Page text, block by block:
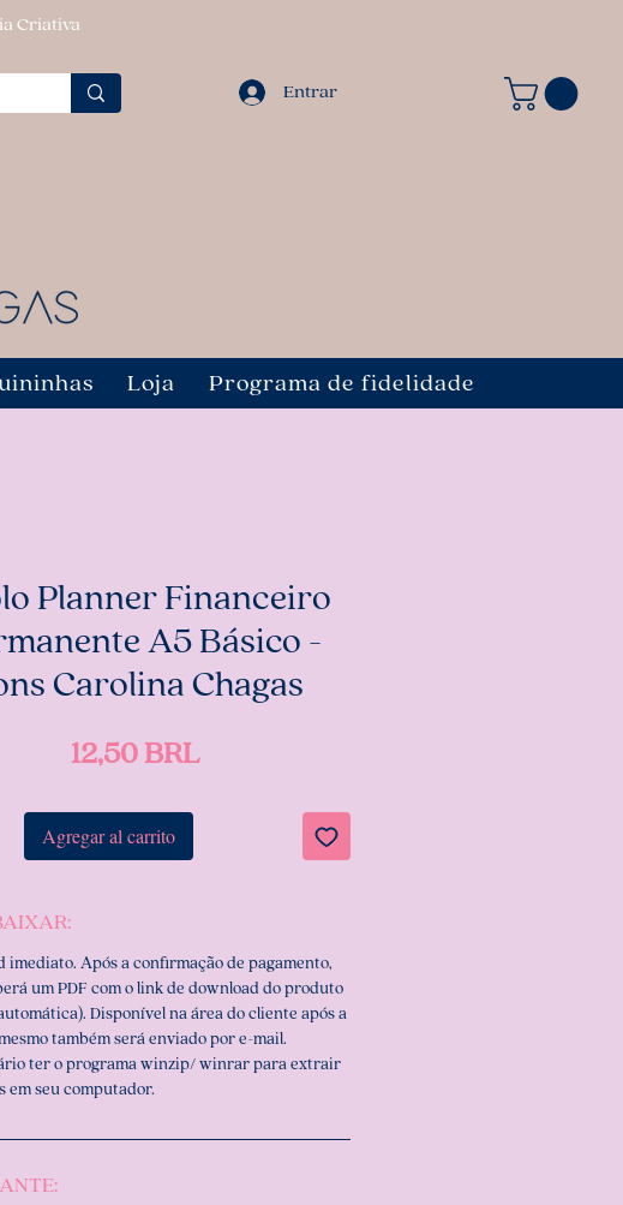
Criativa
Entrar
Loja Programa de fidelidade
Planner Financeiro
A5 Básico -
Carolina Chagas
12,50 BRLPrecio
Agregar al carrito
imediato. Após a confirmação de pagamento,
um PDF com o link de download do produto
Disponível na área do cliente após a
também será enviado por e-mail.
ter o programa winzip/ winrar para extrair
em seu computador.